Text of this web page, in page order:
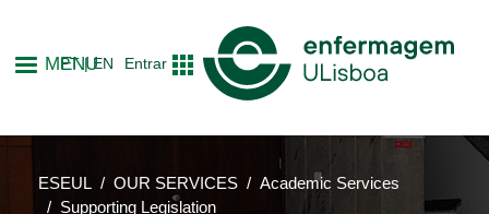
to
main
content
MENU
PT EN Entrar
ESEUL OUR SERVICES
Academic Services
Supporting Legislation